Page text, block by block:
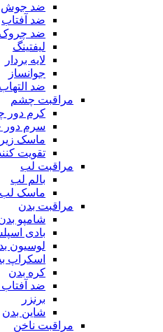
ضد جوش
ضد آفتاب
ضد چروک
لیفتینگ
لایه بردار
جوانساز
ضد
مراقبت چشم
کرم دور
سرم
ماسک
تقویت
مراقبت لب
بالم لب
ماسک لب
مراقبت بدن
شامپو
بادی
لوسیون
اسکراپ
کره بدن
ضد آفتاب
برنزر
شاین بدن
مراقبت ناخن